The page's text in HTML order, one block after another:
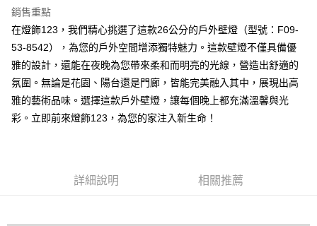
悠遊付
Google Pay
全盈+PAY
AFTEE先享後付
相關說明
【關於「AFTEE先享後付」】
３．安心：先確認商品／服務後，再付款。
銷售重點
在燈飾123，我們精心挑選了這款26公分的戶外壁燈（型號：F09-
53-8542），為您的戶外空間增添獨特魅力。這款壁燈不僅具備優
雅的設計，還能在夜晚為您帶來柔和而明亮的光線，營造出舒適的
氛圍。無論是花園、陽台還是門廊，皆能完美融入其中，展現出高
雅的藝術品味。選擇這款戶外壁燈，讓每個晚上都充滿溫馨與光
彩。立即前來燈飾123，為您的家注入新生命！
詳細說明 相關推薦